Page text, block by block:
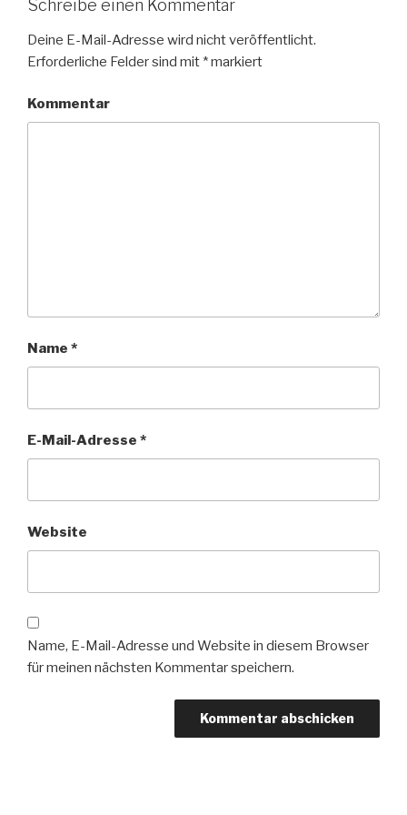
Schreibe einen Kommentar
Deine E-Mail-Adresse wird nicht veröffentlicht.
Erforderliche Felder sind mit *markiert
Kommentar
Name *
E-Mail-Adresse *
Website
Name, E-Mail-Adresse und Website in diesem Browser
für meinen nächsten Kommentar speichern.